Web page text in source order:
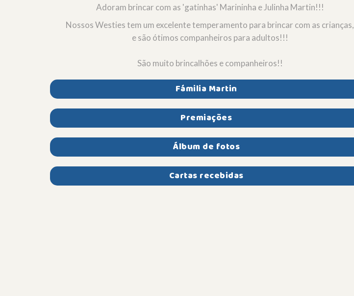
Adoram brincar com as 'gatinhas' Marininha e Julinha Martin!!!
Nossos Westies tem um excelente temperamento para brincar com as crianças,
e são ótimos companheiros para adultos!!!
São muito brincalhões e companheiros!!
Fámilia Martin
Premiações
Álbum de fotos
Cartas recebidas